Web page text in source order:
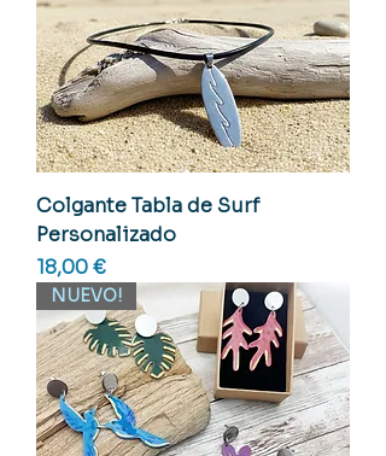
Colgante Tabla de Surf
Personalizado
Precio
18,00 €
NUEVO!